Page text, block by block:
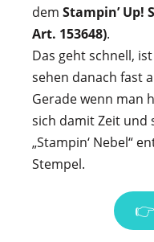
dem Stampin’ Up!
Art. 153648).
Das geht schnell,
sehen danach fast
Gerade wenn man
sich damit Zeit und
„Stampin‘ Nebel“
Stempel.